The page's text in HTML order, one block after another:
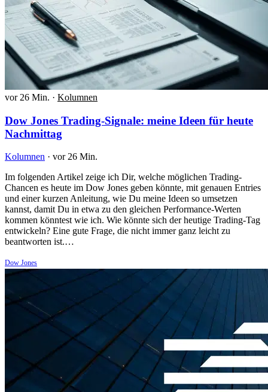
vor 26 Min. · Kolumnen
Dow Jones Trading-Signale: meine Ideen für heute
Nachmittag
Kolumnen · vor 26 Min.
Im folgenden Artikel zeige ich Dir, welche möglichen Trading-
Chancen es heute im Dow Jones geben könnte, mit genauen Entries
und einer kurzen Anleitung, wie Du meine Ideen so umsetzen
kannst, damit Du in etwa zu den gleichen Performance-Werten
kommen könntest wie ich. Wie könnte sich der heutige Trading-Tag
entwickeln? Eine gute Frage, die nicht immer ganz leicht zu
beantworten ist.…
Dow Jones